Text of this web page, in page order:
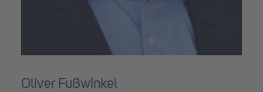
Oliver Fußwinkel